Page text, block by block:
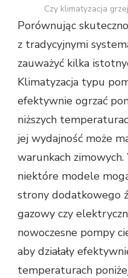
Czy klimatyzacja
Porównując
z tradycyjnymi
zauważyć kilka
Klimatyzacja typu
efektywnie ogrzać
niższych
jej wydajność może
warunkach
niektóre modele
strony dodatkowego
gazowy czy
nowoczesne pompy
aby działały
temperaturach